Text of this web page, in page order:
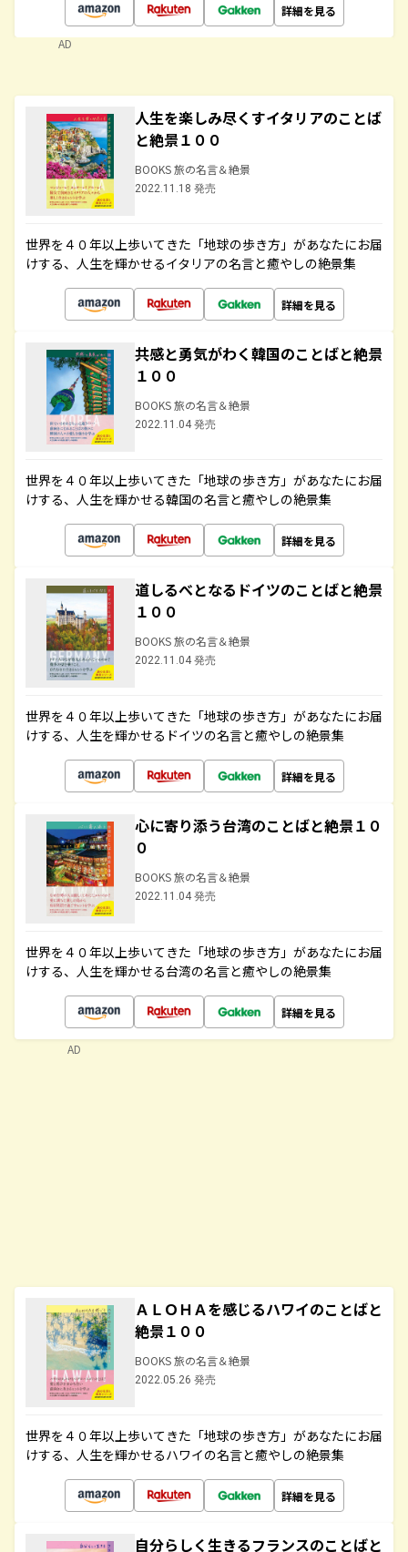
詳細を見る
AD
人生を楽しみ尽くすイタリアのことば
と絶景１００
BOOKS 旅の名言＆絶景
2022.11.18 発売
世界を４０年以上歩いてきた「地球の歩き方」があなたにお届
けする、人生を輝かせるイタリアの名言と癒やしの絶景集
詳細を見る
共感と勇気がわく韓国のことばと絶景
１００
BOOKS 旅の名言＆絶景
2022.11.04 発売
世界を４０年以上歩いてきた「地球の歩き方」があなたにお届
けする、人生を輝かせる韓国の名言と癒やしの絶景集
詳細を見る
道しるべとなるドイツのことばと絶景
１００
BOOKS 旅の名言＆絶景
2022.11.04 発売
世界を４０年以上歩いてきた「地球の歩き方」があなたにお届
けする、人生を輝かせるドイツの名言と癒やしの絶景集
詳細を見る
心に寄り添う台湾のことばと絶景１０
０
BOOKS 旅の名言＆絶景
2022.11.04 発売
世界を４０年以上歩いてきた「地球の歩き方」があなたにお届
けする、人生を輝かせる台湾の名言と癒やしの絶景集
詳細を見る
ＡＬＯＨＡを感じるハワイのことばと
絶景１００
BOOKS 旅の名言＆絶景
2022.05.26 発売
世界を４０年以上歩いてきた「地球の歩き方」があなたにお届
けする、人生を輝かせるハワイの名言と癒やしの絶景集
詳細を見る
自分らしく生きるフランスのことばと
AD